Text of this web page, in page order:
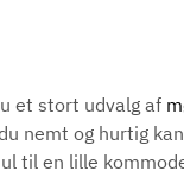
et stort udvalg af
nemt og hurtig
til en lille